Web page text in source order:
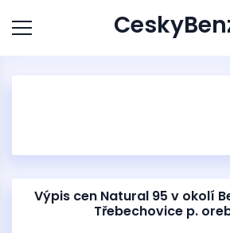
Výpis cen Natural 95 v okolí
Třebechovice p.